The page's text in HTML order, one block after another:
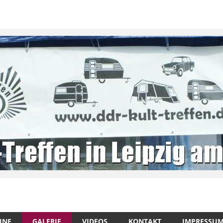
GALERIE VIDEOS KONTAKT